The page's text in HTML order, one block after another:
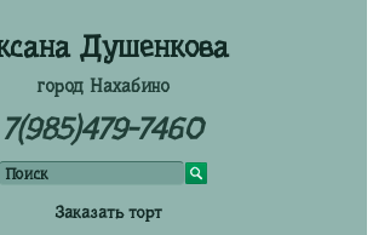
Душенкова
город Нахабино
7(985)479-7460
Заказать торт